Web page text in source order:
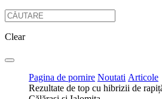
Clear
Pagina de pornire Noutati Articole
Rezultate de top cu hibrizii de